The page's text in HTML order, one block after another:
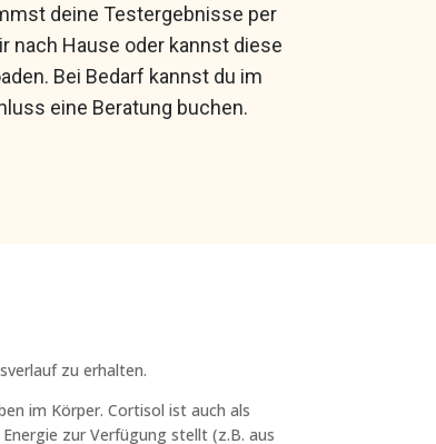
deine Testergebnisse per
nach Hause oder kannst diese
Bei Bedarf kannst du im
eine Beratung buchen.
zu erhalten.
im Körper. Cortisol ist auch als
zur Verfügung stellt (z.B. aus